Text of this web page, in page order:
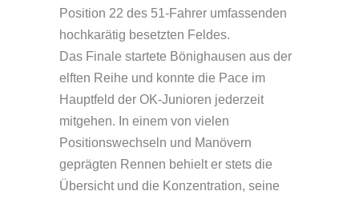
Position 22 des 51-Fahrer umfassenden
hochkarätig besetzten Feldes.
Das Finale startete Bönighausen aus der
elften Reihe und konnte die Pace im
Hauptfeld der OK-Junioren jederzeit
mitgehen. In einem von vielen
Positionswechseln und Manövern
geprägten Rennen behielt er stets die
Übersicht und die Konzentration, seine